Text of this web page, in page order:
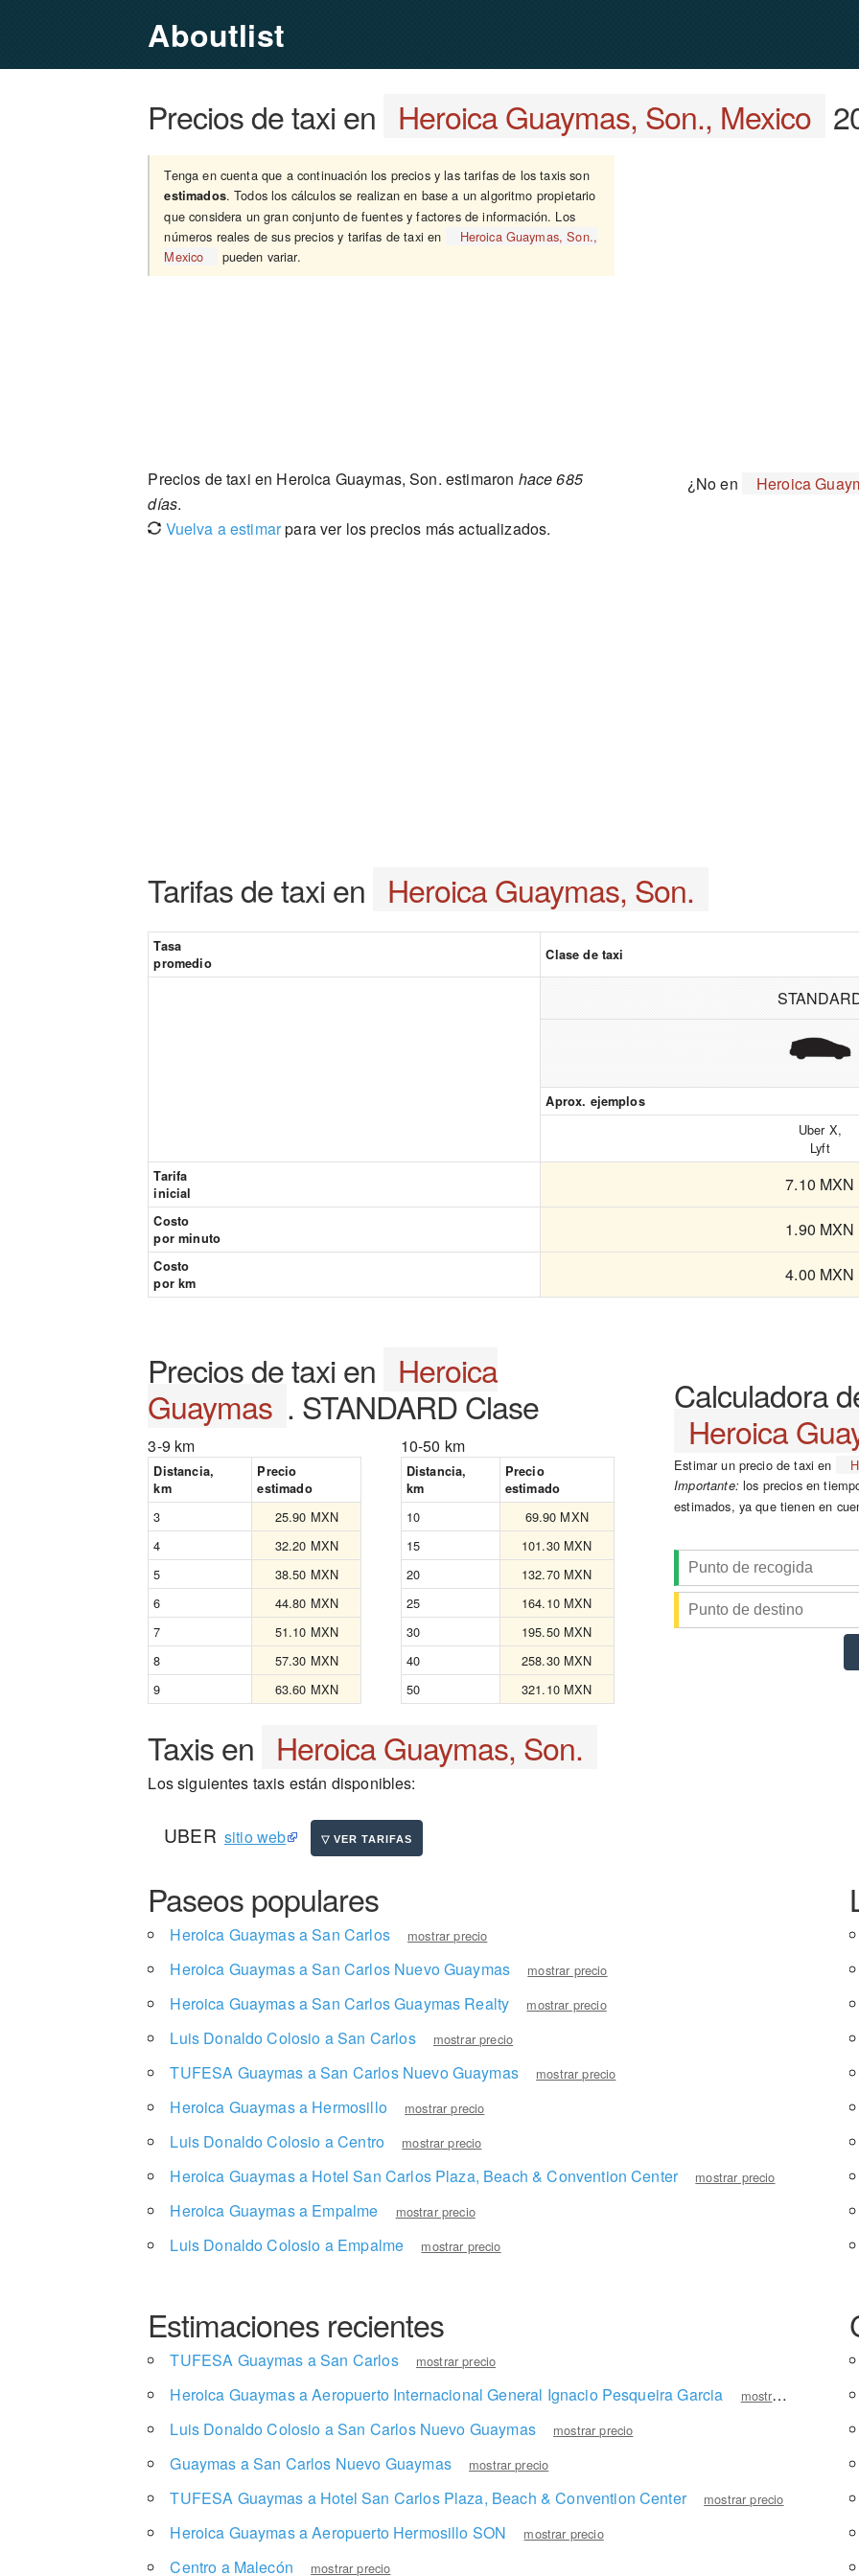
Aboutlist
Precios de taxi en Heroica Guaymas, Son., Mexico
Tenga en cuenta que a continuación los precios y las tarifas de los taxis son
estimados. Todos los cálculos se realizan en base a un algoritmo propietario
que considera un gran conjunto de fuentes y factores de información. Los
números reales de sus precios y tarifas de taxi en
Heroica Guaymas, Son.,
Mexico
pueden variar.
Precios de taxi en Heroica Guaymas, Son. estimaron hace 685
días.
Vuelva a estimarpara ver los precios más actualizados.
¿No en Heroica
Tarifas de taxi en Heroica Guaymas, Son.
Tasa
promedio
Clase de taxi
Aprox. ejemplos
Uber X,
Lyft
Tarifa
inicial
7.10 MXN
Costo
por minuto
1.90 MXN
Costo
por km
4.00 MXN
Precios de taxi en Heroica
Guaymas . STANDARD Clase
3-9 km
Distancia,
km
Precio
estimado
3
25.90 MXN
4
32.20 MXN
5
38.50 MXN
6
44.80 MXN
7
51.10 MXN
8
57.30 MXN
9
63.60 MXN
10-50 km
Distancia,
km
Precio
estimado
10
69.90 MXN
15
101.30 MXN
20
132.70 MXN
25
164.10 MXN
30
195.50 MXN
40
258.30 MXN
50
321.10 MXN
Calculadora
Heroica
Estimar un precio de taxi en
Importante:los precios en
estimados, ya que tienen en
Taxis en Heroica Guaymas, Son.
Los siguientes taxis están disponibles:
UBER sitio web
Paseos populares
Heroica Guaymas a San Carlos mostrar precio
Heroica Guaymas a San Carlos Nuevo Guaymas mostrar precio
Heroica Guaymas a San Carlos Guaymas Realty mostrar precio
Luis Donaldo Colosio a San Carlos mostrar precio
TUFESA Guaymas a San Carlos Nuevo Guaymas mostrar precio
Heroica Guaymas a Hermosillo mostrar precio
Luis Donaldo Colosio a Centro mostrar precio
Heroica Guaymas a Hotel San Carlos Plaza, Beach & Convention Center mostrar precio
Heroica Guaymas a Empalme mostrar precio
Luis Donaldo Colosio a Empalme mostrar precio
Estimaciones recientes
TUFESA Guaymas a San Carlos mostrar precio
Heroica Guaymas a Aeropuerto Internacional General Ignacio Pesqueira Garcia mostrar precio
Luis Donaldo Colosio a San Carlos Nuevo Guaymas mostrar precio
Guaymas a San Carlos Nuevo Guaymas mostrar precio
TUFESA Guaymas a Hotel San Carlos Plaza, Beach & Convention Center mostrar precio
Heroica Guaymas a Aeropuerto Hermosillo SON mostrar precio
Centro a Malecón mostrar precio